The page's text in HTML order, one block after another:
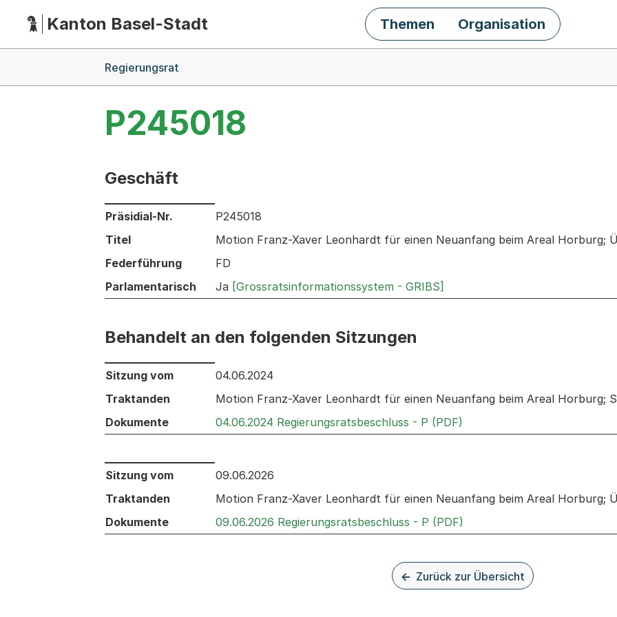
HauptnavigationKanton Basel-Stadt Themen Organisation
Regierungsrat
P245018
Geschäft
Informationen zum Ausgewählten Geschäft
Präsidial-Nr.
P245018
Titel
Motion Franz-Xaver Leonhardt für einen Neuanfang beim Areal Horburg;
Federführung
FD
Parlamentarisch
Ja [Grossratsinformationssystem - GRIBS]
Behandelt an den folgenden Sitzungen
Behandelt an den folgenden Sitzungen: Informationen zu den Sitzungen zum Geschäft
Sitzung vom
04.06.2024
Traktanden
Motion Franz-Xaver Leonhardt für einen Neuanfang beim Areal Horburg;
Dokumente
04.06.2024 Regierungsratsbeschluss - P (PDF)
Behandelt an den folgenden Sitzungen: Informationen zu den Sitzungen zum Geschäft
Sitzung vom
09.06.2026
Traktanden
Motion Franz-Xaver Leonhardt für einen Neuanfang beim Areal Horburg;
Dokumente
09.06.2026 Regierungsratsbeschluss - P (PDF)
Zurück zur Übersicht